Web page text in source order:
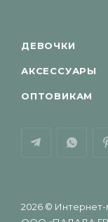
ДЕВОЧКИ
АКСЕССУАРЫ
ОПТОВИКАМ
2026 ©